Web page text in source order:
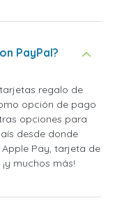
PayPal?
regalo de
opción de pago
opciones para
desde donde
Pay, tarjeta de
muchos más!